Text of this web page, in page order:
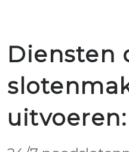
Diensten
uitvoeren: